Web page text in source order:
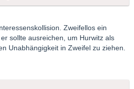
Zweifellos ein
sollte ausreichen, um Hurwitz als
Unabhängigkeit in Zweifel zu ziehen.